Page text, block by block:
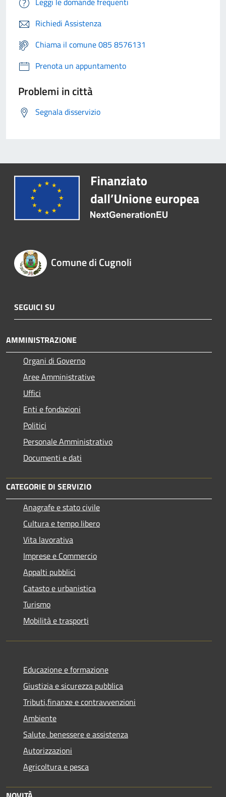
Richiedi Assistenza
Chiama il comune 085 8576131
Prenota un appuntamento
Problemi in città
Segnala disservizio
Comune di Cugnoli
SEGUICI SU
AMMINISTRAZIONE
Organi di Governo
Aree Amministrative
Uffici
Enti e fondazioni
Politici
Personale Amministrativo
Documenti e dati
CATEGORIE DI SERVIZIO
Anagrafe e stato civile
Cultura e tempo libero
Vita lavorativa
Imprese e Commercio
Appalti pubblici
Catasto e urbanistica
Turismo
Mobilità e trasporti
Educazione e formazione
Giustizia e sicurezza pubblica
Tributi,finanze e contravvenzioni
Ambiente
Salute, benessere e assistenza
Autorizzazioni
Agricoltura e pesca